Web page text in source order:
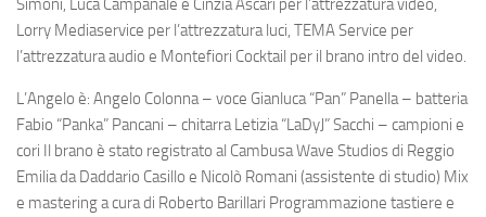
Simoni, Luca Campanale e Cinzia Ascari per l’attrezzatura video,
Lorry Mediaservice per l’attrezzatura luci, TEMA Service per
l’attrezzatura audio e Montefiori Cocktail per il brano intro del video.
L’Angelo è: Angelo Colonna – voce Gianluca “Pan” Panella – batteria
Fabio “Panka” Pancani – chitarra Letizia “LaDyJ” Sacchi – campioni e
cori Il brano è stato registrato al Cambusa Wave Studios di Reggio
Emilia da Daddario Casillo e Nicolò Romani (assistente di studio) Mix
e mastering a cura di Roberto Barillari Programmazione tastiere e